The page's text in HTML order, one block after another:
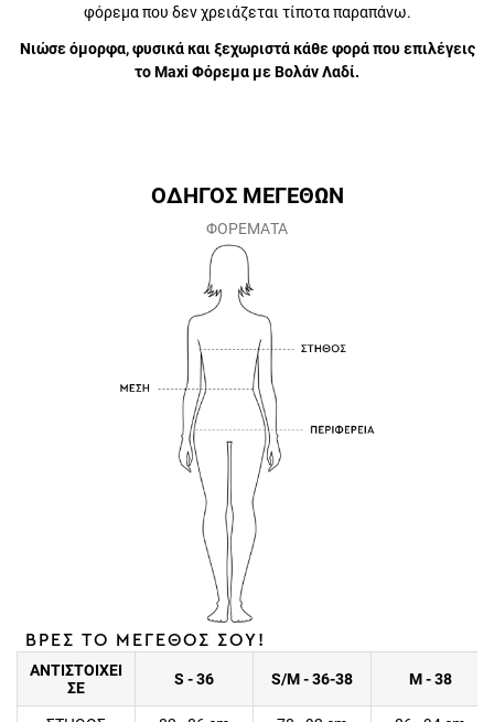
Νιώσε όμορφα, φυσικά και ξεχωριστά κάθε φορά που
επιλέγεις το Maxi Φόρεμα με Βολάν Λαδί.
ΦΟΡΕΜΑΤΑ
ΒΡΕΣ ΤΟ ΜΕΓΕΘΟΣ ΣΟΥ!
ΑΝΤΙΣΤΟΙΧΕΙ
ΣΕ
S - 36 S/M - 36-38 M - 38